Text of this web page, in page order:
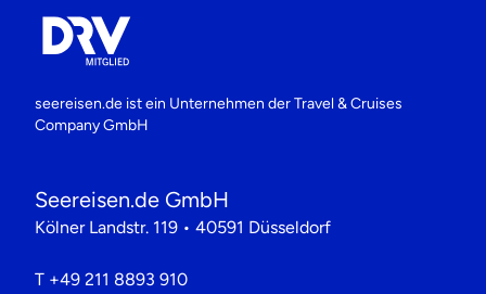
seereisen.de ist ein Unternehmen derTravel & Cruises
Company GmbH
Seereisen.de GmbH
Kölner Landstr. 119 • 40591 Düsseldorf
T +49 211 8893 910